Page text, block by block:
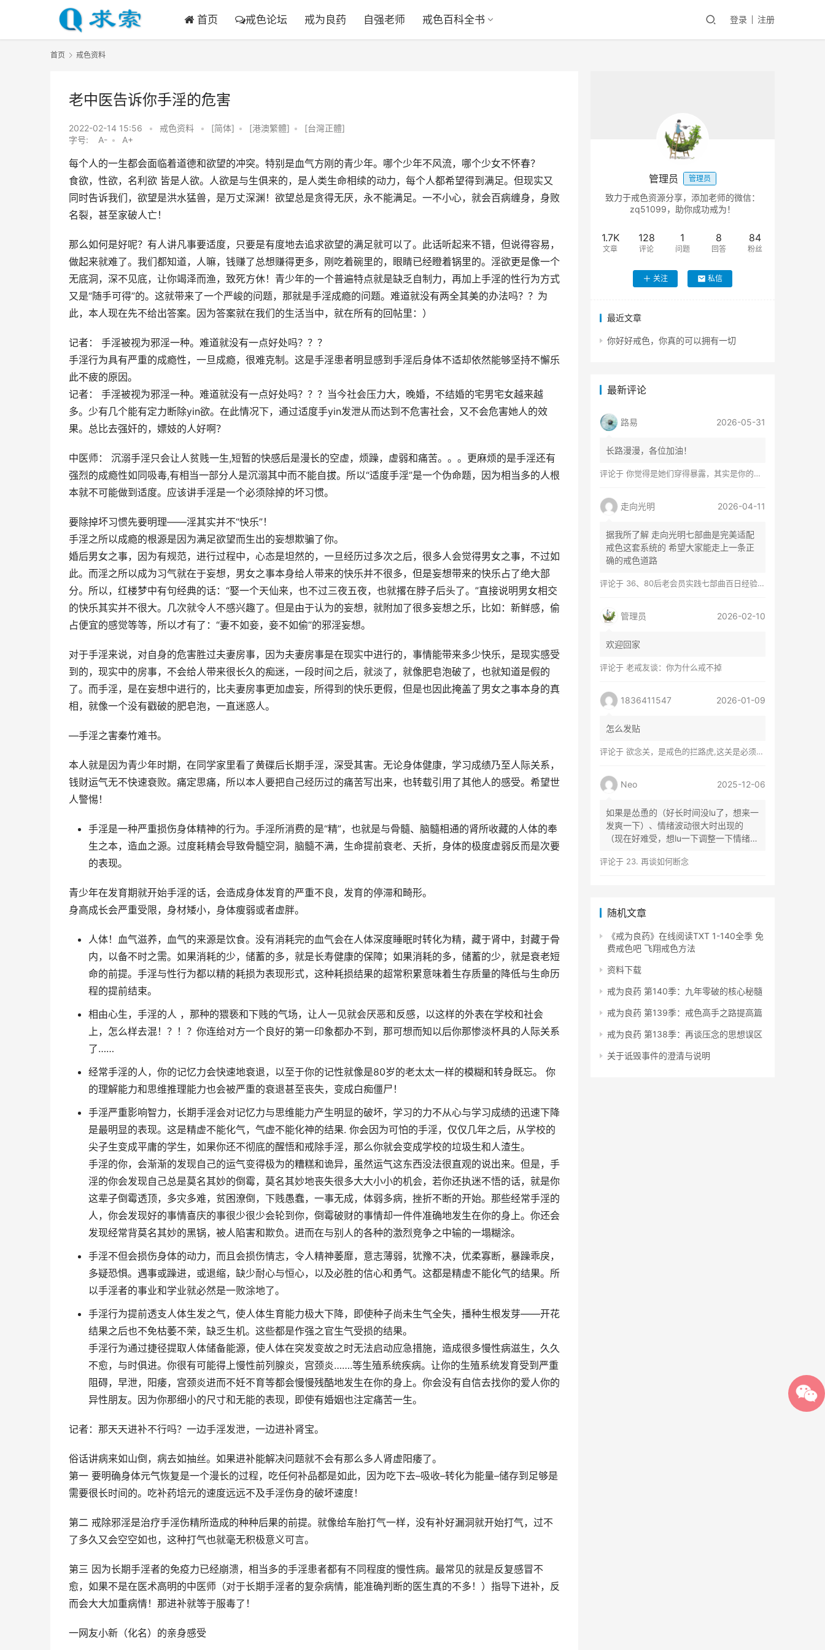
首页 戒色论坛 戒为良药 自强老师 戒色百科全书 登录 注册
首页 戒色资料
老中医告诉你手淫的危害
2022-02-14 15:56 • 戒色资料 • [简体] • [港澳繁體] •
[台灣正體]
字号:
A- • A+
每个人的一生都会面临着道德和欲望的冲突。特别是血气方刚的青少年。哪个少年不风流，哪个少女不怀春？
食欲，性欲，名利欲 皆是人欲。人欲是与生俱来的，是人类生命相续的动力，每个人都希望得到满足。但现实又
同时告诉我们，欲望是洪水猛兽，是万丈深渊！欲望总是贪得无厌，永不能满足。一不小心，就会百病缠身，身败
名裂，甚至家破人亡！
那么如何是好呢？有人讲凡事要适度，只要是有度地去追求欲望的满足就可以了。此话听起来不错，但说得容易，
做起来就难了。我们都知道，人嘛，钱赚了总想赚得更多，刚吃着碗里的，眼睛已经瞪着锅里的。淫欲更是像一个
无底洞，深不见底，让你竭泽而渔，致死方休！青少年的一个普遍特点就是缺乏自制力，再加上手淫的性行为方式
又是“随手可得”的。这就带来了一个严峻的问题，那就是手淫成瘾的问题。难道就没有两全其美的办法吗？？为
此，本人现在先不给出答案。因为答案就在我们的生活当中，就在所有的回帖里：）
记者： 手淫被视为邪淫一种。难道就没有一点好处吗？？？
手淫行为具有严重的成瘾性，一旦成瘾，很难克制。这是手淫患者明显感到手淫后身体不适却依然能够坚持不懈乐
此不疲的原因。
记者： 手淫被视为邪淫一种。难道就没有一点好处吗？？？当今社会压力大，晚婚，不结婚的宅男宅女越来越
多。少有几个能有定力断除yin欲。在此情况下，通过适度手yin发泄从而达到不危害社会，又不会危害她人的效
果。总比去强奸的，嫖妓的人好啊？
中医师： 沉溺手淫只会让人贫贱一生,短暂的快感后是漫长的空虚，烦躁，虚弱和痛苦。。。更麻烦的是手淫还有
强烈的成瘾性如同吸毒,有相当一部分人是沉溺其中而不能自拔。所以“适度手淫”是一个伪命题，因为相当多的人根
本就不可能做到适度。应该讲手淫是一个必须除掉的坏习惯。
要除掉坏习惯先要明理——淫其实并不“快乐”！
手淫之所以成瘾的根源是因为满足欲望而生出的妄想欺骗了你。
婚后男女之事，因为有规范，进行过程中，心态是坦然的，一旦经历过多次之后，很多人会觉得男女之事，不过如
此。而淫之所以成为习气就在于妄想，男女之事本身给人带来的快乐并不很多，但是妄想带来的快乐占了绝大部
分。所以，红楼梦中有句经典的话：“娶一个天仙来，也不过三夜五夜，也就撂在脖子后头了。”直接说明男女相交
的快乐其实并不很大。几次就令人不感兴趣了。但是由于认为的妄想，就附加了很多妄想之乐，比如：新鲜感，偷
占便宜的感觉等等，所以才有了：“妻不如妾，妾不如偷”的邪淫妄想。
对于手淫来说，对自身的危害胜过夫妻房事，因为夫妻房事是在现实中进行的，事情能带来多少快乐，是现实感受
到的，现实中的房事，不会给人带来很长久的痴迷，一段时间之后，就淡了，就像肥皂泡破了，也就知道是假的
了。而手淫，是在妄想中进行的，比夫妻房事更加虚妄，所得到的快乐更假，但是也因此掩盖了男女之事本身的真
相，就像一个没有戳破的肥皂泡，一直迷惑人。
—手淫之害秦竹难书。
本人就是因为青少年时期，在同学家里看了黄碟后长期手淫，深受其害。无论身体健康，学习成绩乃至人际关系，
钱财运气无不快速衰败。痛定思痛，所以本人要把自己经历过的痛苦写出来，也转载引用了其他人的感受。希望世
人警惕！
手淫是一种严重损伤身体精神的行为。手淫所消费的是“精”，也就是与骨髓、脑髓相通的肾所收藏的人体的奉
生之本，造血之源。过度耗精会导致骨髓空洞，脑髓不满，生命提前衰老、夭折，身体的极度虚弱反而是次要
的表现。
青少年在发育期就开始手淫的话，会造成身体发育的严重不良，发育的停滞和畸形。
身高成长会严重受限，身材矮小，身体瘦弱或者虚胖。
人体！血气滋养，血气的来源是饮食。没有消耗完的血气会在人体深度睡眠时转化为精，藏于肾中，封藏于骨
内，以备不时之需。如果消耗的少，储蓄的多，就是长寿健康的保障；如果消耗的多，储蓄的少，就是衰老短
命的前提。手淫与性行为都以精的耗损为表现形式，这种耗损结果的超常积累意味着生存质量的降低与生命历
程的提前结束。
相由心生，手淫的人 ，那种的猥亵和下贱的气场，让人一见就会厌恶和反感，以这样的外表在学校和社会
上，怎么样去混！？！？你连给对方一个良好的第一印象都办不到，那可想而知以后你那惨淡杯具的人际关系
了……
经常手淫的人，你的记忆力会快速地衰退，以至于你的记性就像是80岁的老太太一样的模糊和转身既忘。 你
的理解能力和思维推理能力也会被严重的衰退甚至丧失，变成白痴僵尸！
手淫严重影响智力，长期手淫会对记忆力与思维能力产生明显的破坏，学习的力不从心与学习成绩的迅速下降
是最明显的表现。这是精虚不能化气，气虚不能化神的结果. 你会因为可怕的手淫，仅仅几年之后，从学校的
尖子生变成平庸的学生，如果你还不彻底的醒悟和戒除手淫，那么你就会变成学校的垃圾生和人渣生。
手淫的你，会渐渐的发现自己的运气变得极为的糟糕和诡异，虽然运气这东西没法很直观的说出来。但是，手
淫的你会发现自己总是莫名其妙的倒霉，莫名其妙地丧失很多大大小小的机会，若你还执迷不悟的话，就是你
这辈子倒霉透顶，多灾多难，贫困潦倒，下贱愚蠢，一事无成，体弱多病，挫折不断的开始。那些经常手淫的
人，你会发现好的事情喜庆的事很少很少会轮到你，倒霉破财的事情却一件件准确地发生在你的身上。你还会
发现经常背莫名其妙的黑锅，被人陷害和欺负。进而在与别人的各种的激烈竞争之中输的一塌糊涂。
手淫不但会损伤身体的动力，而且会损伤情志，令人精神萎靡，意志薄弱，犹豫不决，优柔寡断，暴躁乖戾，
多疑恐惧。遇事或躁进，或退缩，缺少耐心与恒心，以及必胜的信心和勇气。这都是精虚不能化气的结果。所
以手淫者的事业和学业就必然是一败涂地了。
手淫行为提前透支人体生发之气，使人体生育能力极大下降，即使种子尚未生气全失，播种生根发芽——开花
结果之后也不免枯萎不荣，缺乏生机。这些都是作强之官生气受损的结果。
手淫行为通过捷径提取人体储备能源，使人体在突发变故之时无法启动应急措施，造成很多慢性病滋生，久久
不愈，与时俱进。你很有可能得上慢性前列腺炎，宫颈炎…….等生殖系统疾病。让你的生殖系统发育受到严重
阻碍，早泄，阳痿，宫颈炎进而不妊不育等都会慢慢残酷地发生在你的身上。你会没有自信去找你的爱人你的
异性朋友。因为你那细小的尺寸和无能的表现，即使有婚姻也注定痛苦一生。
记者：那天天进补不行吗？一边手淫发泄，一边进补肾宝。
俗话讲病来如山倒，病去如抽丝。如果进补能解决问题就不会有那么多人肾虚阳痿了。
第一 要明确身体元气恢复是一个漫长的过程，吃任何补品都是如此，因为吃下去–吸收–转化为能量–储存到足够是
需要很长时间的。吃补药培元的速度远远不及手淫伤身的破坏速度！
第二 戒除邪淫是治疗手淫伤精所造成的种种后果的前提。就像给车胎打气一样，没有补好漏洞就开始打气，过不
了多久又会空空如也，这种打气也就毫无积极意义可言。
第三 因为长期手淫者的免疫力已经崩溃，相当多的手淫患者都有不同程度的慢性病。最常见的就是反复感冒不
愈，如果不是在医术高明的中医师（对于长期手淫者的复杂病情，能准确判断的医生真的不多！）指导下进补，反
而会大大加重病情！那进补就等于服毒了！
一网友小新（化名）的亲身感受
管理员 管理员
致力于戒色资源分享，添加老师的微信：
zq51099，助你成功戒为！
1.7K
文章
128
评论
1
问题
8
回答
84
粉丝
关注 私信
最近文章
你好好戒色，你真的可以拥有一切
最新评论
路易 2026-05-31
长路漫漫，各位加油！
评论于 你觉得是她们穿得暴露，其实是你的心在着火
走向光明 2026-04-11
据我所了解 走向光明七部曲是完美适配
戒色这套系统的 希望大家能走上一条正
确的戒色道路
评论于 36、80后老会员实践七部曲百日经验谈兼苦口忠言
管理员 2026-02-10
欢迎回家
评论于 老戒友谈：你为什么戒不掉
1836411547 2026-01-09
怎么发贴
评论于 欲念关，是戒色的拦路虎,这关是必须过的
Neo 2025-12-06
如果是怂恿的（好长时间没lu了，想来一
发爽一下）、情绪波动很大时出现的
（现在好难受，想lu一下调整一下情绪）
评论于 23. 再谈如何断念
随机文章
《戒为良药》在线阅读TXT 1-140全季 免
费戒色吧 飞翔戒色方法
资料下载
戒为良药 第140季：九年零破的核心秘髓
戒为良药 第139季：戒色高手之路提高篇
戒为良药 第138季：再谈压念的思想误区
关于诋毁事件的澄清与说明